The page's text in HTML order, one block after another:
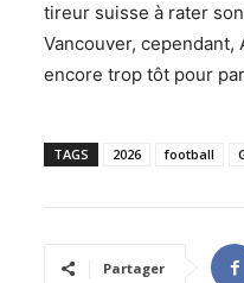
tireur suisse à rater
Vancouver,
encore trop tôt pour
TAGS 2026 football
Partager